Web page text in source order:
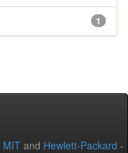
1
MIT and Hewlett-Packard -